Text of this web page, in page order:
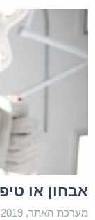
אבחון או
מערכת האתר, 02.06.2019